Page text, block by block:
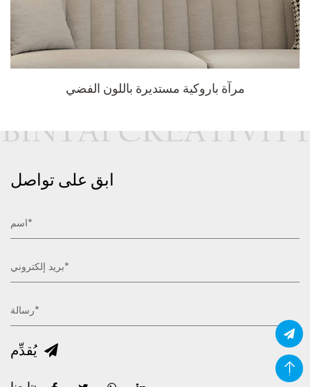
مرآة باروكية مستديرة باللون الفضي
ابق على تواصل